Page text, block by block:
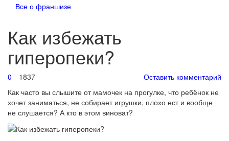
Все о франшизе
Как избежать
гиперопеки?
Оставить комментарий
0
1837
Как часто вы слышите от мамочек на прогулке, что ребёнок не
хочет заниматься, не собирает игрушки, плохо ест и вообще
не слушается? А кто в этом виноват?